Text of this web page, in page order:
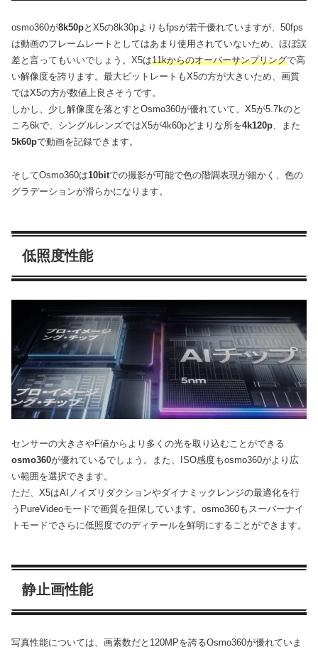
osmo360が8k50pとX5の8k30pよりもfpsが若干優れていますが、50fps
は動画のフレームレートとしてはあまり使用されていないため、ほぼ誤
差と言ってもいいでしょう。X5は11kからのオーバーサンプリングで高
い解像度を誇ります。最大ビットレートもX5の方が大きいため、画質
ではX5の方が数値上良さそうです。
しかし、少し解像度を落とすとOsmo360が優れていて、X5が5.7kのと
ころ6kで、シングルレンズではX5が4k60pどまりな所を4k120p、また
5k60pで動画を記録できます。
そしてOsmo360は10bitでの撮影が可能で色の階調表現が細かく、色の
グラデーションが滑らかになります。
低照度性能
センサーの大きさやF値からより多くの光を取り込むことができる
osmo360が優れているでしょう。また、ISO感度もosmo360がより広
い範囲を選択できます。
ただ、X5はAIノイズリダクションやダイナミックレンジの最適化を行
うPureVideoモードで画質を担保しています。osmo360もスーパーナイ
トモードでさらに低照度でのディテールを鮮明にすることができます。
静止画性能
写真性能については、画素数だと120MPを誇るOsmo360が優れていま